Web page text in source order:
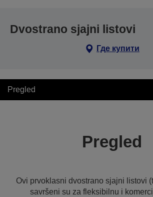
Dvostrano sjajni listovi
Где купити
Pregled
Pregled
Ovi prvoklasni dvostrano sjajni listovi
savršeni su za fleksibilnu i